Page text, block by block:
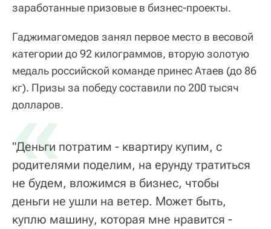
заработанные призовые в бизнес-проекты.
Гаджимагомедов занял первое место в весовой
категории до 92 килограммов, вторую золотую
медаль российской команде принес Атаев (до 86
кг). Призы за победу составили по 200 тысяч
долларов.
«
"Деньги потратим - квартиру купим, с
родителями поделим, на ерунду тратиться
не будем, вложимся в бизнес, чтобы
деньги не ушли на ветер. Может быть,
куплю машину, которая мне нравится -